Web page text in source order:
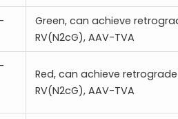
Green, can achieve
RV(N2cG), AAV-TVA
Red, can achieve
RV(N2cG), AAV-TVA